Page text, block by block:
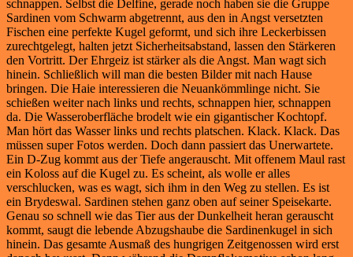
schnappen. Selbst die Delfine, gerade noch haben sie die Gruppe
Sardinen vom Schwarm abgetrennt, aus den in Angst versetzten
Fischen eine perfekte Kugel geformt, und sich ihre Leckerbissen
zurechtgelegt, halten jetzt Sicherheitsabstand, lassen den Stärkeren
den Vortritt. Der Ehrgeiz ist stärker als die Angst. Man wagt sich
hinein. Schließlich will man die besten Bilder mit nach Hause
bringen. Die Haie interessieren die Neuankömmlinge nicht. Sie
schießen weiter nach links und rechts, schnappen hier, schnappen
da. Die Wasseroberfläche brodelt wie ein gigantischer Kochtopf.
Man hört das Wasser links und rechts platschen. Klack. Klack. Das
müssen super Fotos werden. Doch dann passiert das Unerwartete.
Ein D-Zug kommt aus der Tiefe angerauscht. Mit offenem Maul rast
ein Koloss auf die Kugel zu. Es scheint, als wolle er alles
verschlucken, was es wagt, sich ihm in den Weg zu stellen. Es ist
ein Brydeswal. Sardinen stehen ganz oben auf seiner Speisekarte.
Genau so schnell wie das Tier aus der Dunkelheit heran gerauscht
kommt, saugt die lebende Abzugshaube die Sardinenkugel in sich
hinein. Das gesamte Ausmaß des hungrigen Zeitgenossen wird erst